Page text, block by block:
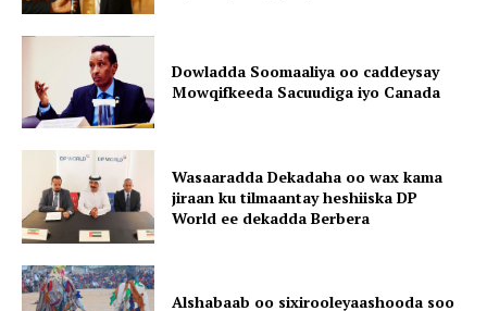
Dowladda Soomaaliya oo caddeysay
Mowqifkeeda Sacuudiga iyo Canada
Wasaaradda Dekadaha oo wax kama
jiraan ku tilmaantay heshiiska DP
World ee dekadda Berbera
Alshabaab oo sixirooleyaashooda soo